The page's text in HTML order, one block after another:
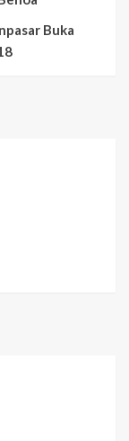
Buka